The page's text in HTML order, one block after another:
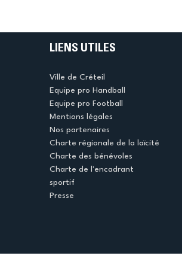
LIENS UTILES
Ville de Créteil
Equipe pro Handball
Equipe pro Football
Mentions légales
Nos partenaires
Charte régionale de la laïcité
Charte des bénévoles
Charte de l'encadrant
sportif
Presse